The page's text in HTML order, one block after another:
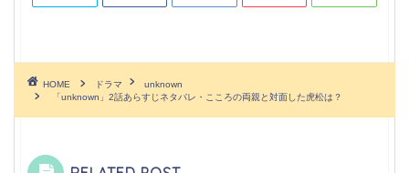
HOME ドラマ
unknown
「unknown」2話あらすじネタバレ・こころの両親と対面した虎松は？